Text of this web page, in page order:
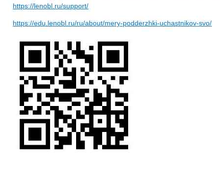
https://lenobl.ru/support/
https://edu.lenobl.ru/ru/about/mery-podderzhki-uchastnikov-svo/